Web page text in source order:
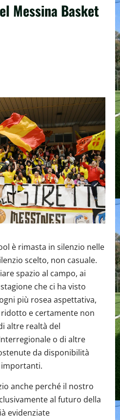
Messina Basket
è rimasta in silenzio nelle
scelto, non casuale.
spazio al campo, ai
che ci ha visto
più rosea aspettativa,
e certamente non
altre realtà del
o di altre
da disponibilità
anche perché il nostro
al futuro della
evidenziate